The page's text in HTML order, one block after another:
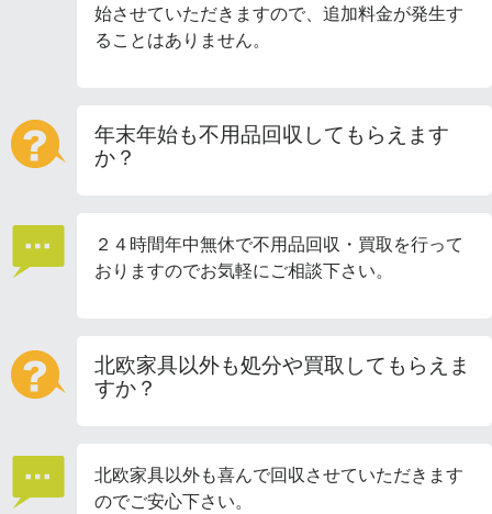
始させていただきますので、追加料金が発生す
ることはありません。
年末年始も不用品回収してもらえます
か？
２４時間年中無休で不用品回収・買取を行って
おりますのでお気軽にご相談下さい。
北欧家具以外も処分や買取してもらえま
すか？
北欧家具以外も喜んで回収させていただきます
のでご安心下さい。